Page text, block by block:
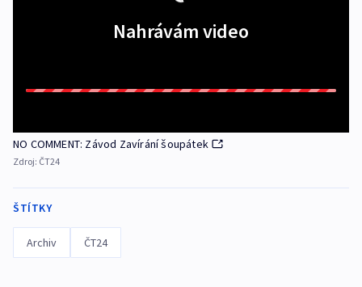
Nahrávám video
NO COMMENT: Závod Zavírání šoupátek
Zdroj: ČT24
ŠTÍTKY
Archiv ČT24